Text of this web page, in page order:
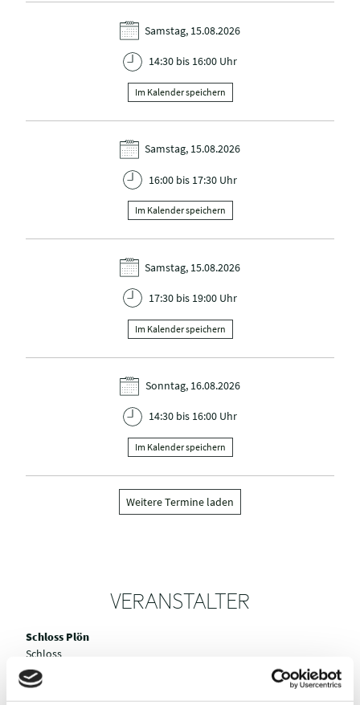
Samstag, 15.08.2026
14:30 bis 16:00 Uhr
Im Kalender speichern
Samstag, 15.08.2026
16:00 bis 17:30 Uhr
Im Kalender speichern
Samstag, 15.08.2026
17:30 bis 19:00 Uhr
Im Kalender speichern
Sonntag, 16.08.2026
14:30 bis 16:00 Uhr
Im Kalender speichern
Weitere Termine laden
VERANSTALTER
Schloss Plön
Schloss
24306 Plön
Tel.: